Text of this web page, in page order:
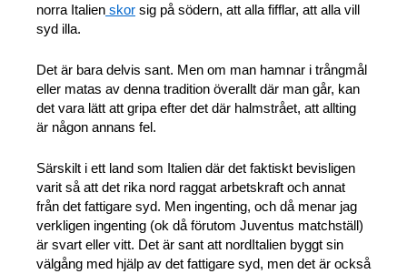
norra Italien skor sig på södern, att alla fifflar, att alla vill
syd illa.
Det är bara delvis sant. Men om man hamnar i trångmål
eller matas av denna tradition överallt där man går, kan
det vara lätt att gripa efter det där halmstrået, att allting
är någon annans fel.
Särskilt i ett land som Italien där det faktiskt bevisligen
varit så att det rika nord raggat arbetskraft och annat
från det fattigare syd. Men ingenting, och då menar jag
verkligen ingenting (ok då förutom Juventus matchställ)
är svart eller vitt. Det är sant att nordItalien byggt sin
välgång med hjälp av det fattigare syd, men det är också